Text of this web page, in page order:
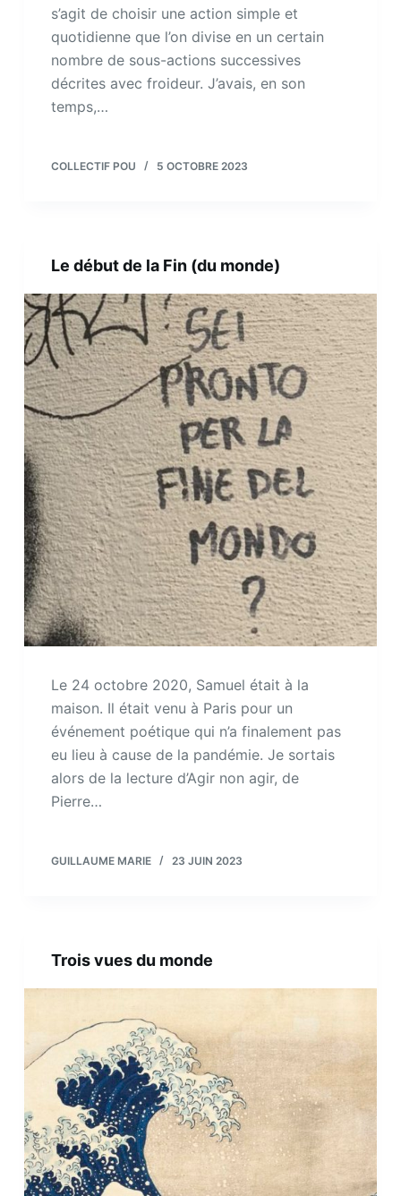
s’agit de choisir une action simple et
quotidienne que l’on divise en un certain
nombre de sous-actions successives
décrites avec froideur. J’avais, en son
temps,…
COLLECTIF POU 5 OCTOBRE 2023
Le début de la Fin (du monde)
Le 24 octobre 2020, Samuel était à la
maison. Il était venu à Paris pour un
événement poétique qui n’a finalement pas
eu lieu à cause de la pandémie. Je sortais
alors de la lecture d’Agir non agir, de
Pierre…
GUILLAUME MARIE 23 JUIN 2023
Trois vues du monde